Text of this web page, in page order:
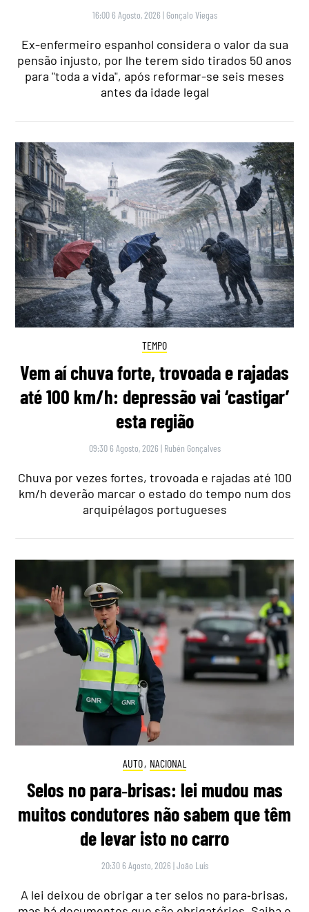
16:00 6 Agosto, 2026 | Gonçalo Viegas
Ex-enfermeiro espanhol considera o valor da sua
pensão injusto, por lhe terem sido tirados 50 anos
para "toda a vida", após reformar-se seis meses
antes da idade legal
TEMPO
Vem aí chuva forte, trovoada e rajadas
até 100 km/h: depressão vai ‘castigar’
esta região
09:30 6 Agosto, 2026 | Rubén Gonçalves
Chuva por vezes fortes, trovoada e rajadas até 100
km/h deverão marcar o estado do tempo num dos
arquipélagos portugueses
AUTO, NACIONAL
Selos no para‑brisas: lei mudou mas
muitos condutores não sabem que têm
de levar isto no carro
20:30 6 Agosto, 2026 |João Luís
A lei deixou de obrigar a ter selos no para‑brisas,